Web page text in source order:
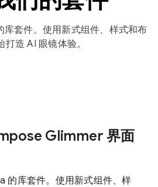
库套件。使用新式组件、样式和布
打造 AI 眼镜体验。
Glimmer 界面
的库套件。使用新式组件、样